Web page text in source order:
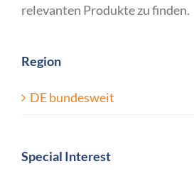
relevanten Produkte zu finden.
Region
DE bundesweit
Special Interest